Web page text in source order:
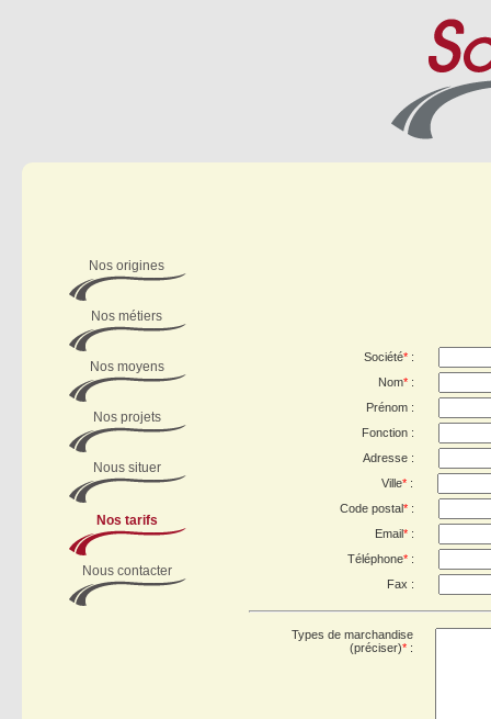
Nos origines
Nos métiers
Nos moyens
Nos projets
Nous situer
Nos tarifs
Nous contacter
Société*:
Nom*:
Prénom :
Fonction :
Adresse :
Ville*:
Code postal*:
Email*:
Téléphone*:
Fax :
Types de marchandise
(préciser)*: